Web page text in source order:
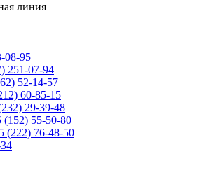
линия
08-95
251-07-94
52-14-57
60-85-15
29-39-48
(152) 55-50-80
(222) 76-48-50